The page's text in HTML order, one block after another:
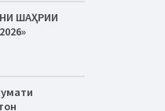
ШАҲРИИ